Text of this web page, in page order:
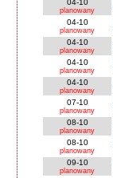
04-10
planowany
04-10
planowany
04-10
planowany
04-10
planowany
04-10
planowany
07-10
planowany
08-10
planowany
08-10
planowany
09-10
planowany